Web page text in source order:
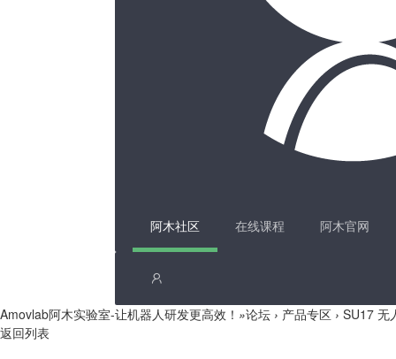
阿木社区 在线课程 阿木官网
Amovlab阿木实验室-让机器人研发更高效！ »论坛 › 产品专区 › SU17 无
返回列表